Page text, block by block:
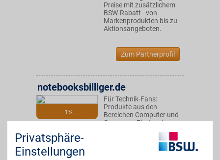
Preise mit zusätzlichem
BSW-Rabatt - von
Markenprodukten bis zu
Aktionsangeboten.
Zum Partnerprofil
1%
notebooksbilliger.de
Für Technik-Fans:
Produkte aus den
Bereichen Computer und
Consumer Electronics
günstig und bequem
online bestellen. Als BSW-
Mitglied shoppen und
Privatsphäre-
Einstellungen